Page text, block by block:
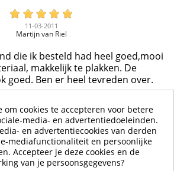
11-03-2011
Martijn van Riel
die ik besteld had heel goed,mooi
makkelijk te plakken. De
goed. Ben er heel tevreden over.
om cookies te accepteren voor betere
media- en advertentiedoeleinden.
en advertentiecookies van derden
mediafunctionaliteit en persoonlijke
Accepteer je deze cookies en de
van je persoonsgegevens?